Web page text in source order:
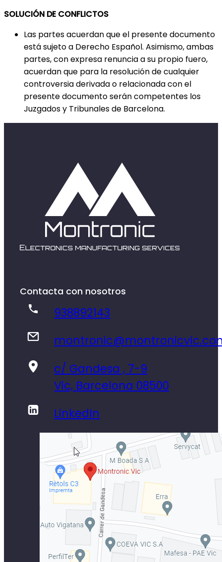
SOLUCIÓN DE CONFLICTOS
Las partes acuerdan que el presente documento
está sujeto a Derecho Español. Asimismo, ambas
partes, con expresa renuncia a su propio fuero,
acuerdan que para la resolución de cualquier
controversia derivada o relacionada con el
presente documento serán competentes los
Juzgados y Tribunales de Barcelona.
Contacta con nosotros
938892143
c/ Gandesa , 7-9
Vic, Barcelona 08500
LinkedIn